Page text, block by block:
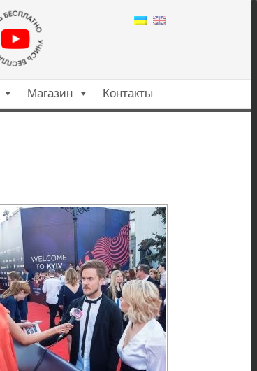
Магазин Контакты